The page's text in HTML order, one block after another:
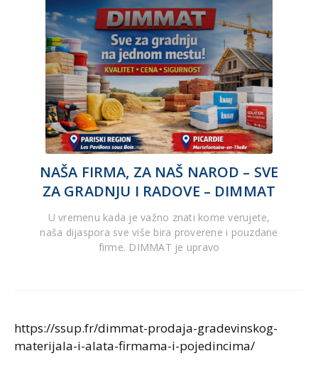
NAŠA FIRMA, ZA NAŠ NAROD – SVE
ZA GRADNJU I RADOVE – DIMMAT
U vremenu kada je važno znati kome verujete,
naša dijaspora sve više bira proverene i pouzdane
firme. DIMMAT je upravo
https://ssup.fr/dimmat-prodaja-gradevinskog-
materijala-i-alata-firmama-i-pojedincima/